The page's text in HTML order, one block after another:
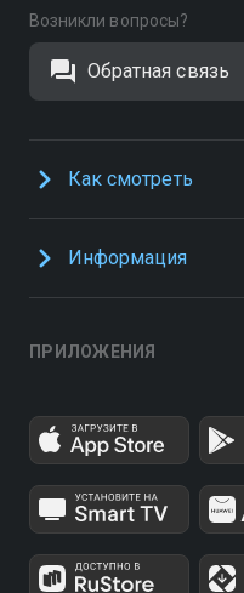
Возникли вопросы?
Обратная связь
Как смотреть
Информация
ПРИЛОЖЕНИЯ